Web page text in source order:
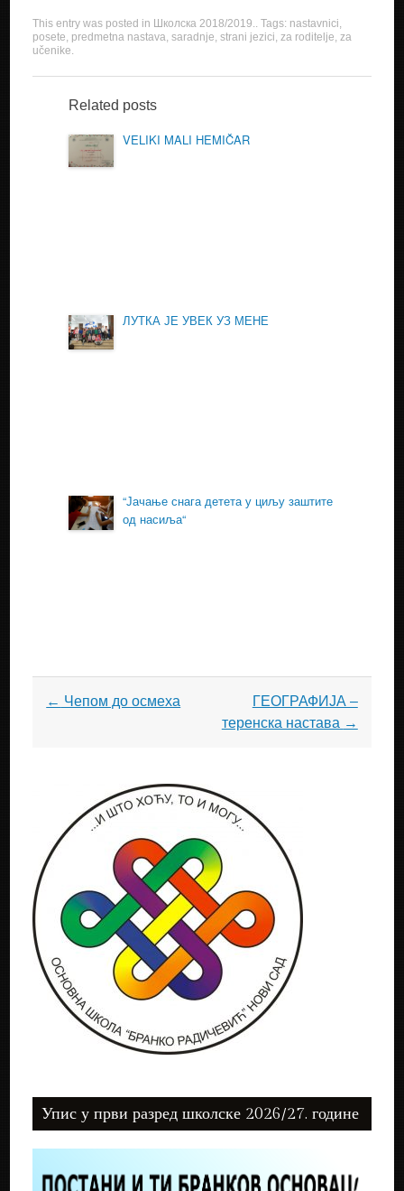
This entry was posted in Школска 2018/2019.. Tags: nastavnici,
posete, predmetna nastava,saradnje,strani jezici,za roditelje,za
učenike.
Related posts
VELIKI MALI HEMIČAR
ЛУТКА ЈЕ УВЕК УЗ МЕНЕ
“Јачање снага детета у циљу заштите
од насиља“
Post
← Чепом до осмеха
ГЕОГРАФИЈА –
теренска настава →
Упис у први разред школске 2026/27. године